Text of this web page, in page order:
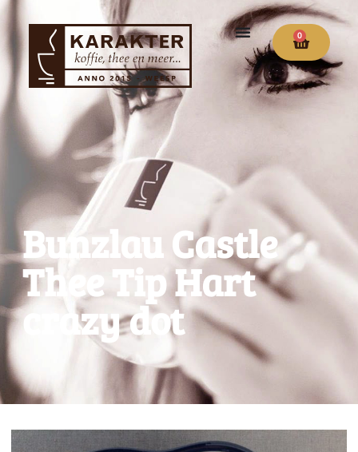
0
Bunzlau Castle
Thee Tip Hart
crazy dot